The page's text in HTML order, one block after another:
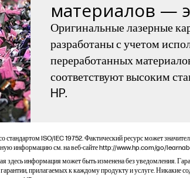
материалов —
Оригинальные лазерные
разработаны с учетом
переработанных
соответствуют высоким
HP.
стандартом ISO/IEC 19752. Фактический ресурс может
информацию см. на веб-сайте http://www.hp.com/go/
информация может быть изменена без уведомления.
прилагаемых к каждому продукту и услуге. Никакие